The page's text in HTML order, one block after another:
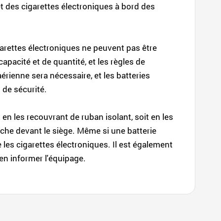
des cigarettes électroniques à bord des
électroniques ne peuvent pas être
et de quantité, et les règles de
sera nécessaire, et les batteries
sécurité.
les recouvrant de ruban isolant, soit en les
devant le siège. Même si une batterie
cigarettes électroniques. Il est également
informer l'équipage.